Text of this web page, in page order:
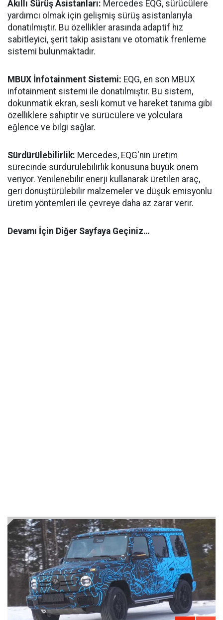
Akıllı Sürüş Asistanları: Mercedes EQG, sürücülere
yardımcı olmak için gelişmiş sürüş asistanlarıyla
donatılmıştır. Bu özellikler arasında adaptif hız
sabitleyici, şerit takip asistanı ve otomatik frenleme
sistemi bulunmaktadır.
MBUX İnfotainment Sistemi: EQG, en son MBUX
infotainment sistemi ile donatılmıştır. Bu sistem,
dokunmatik ekran, sesli komut ve hareket tanıma gibi
özelliklere sahiptir ve sürücülere ve yolculara
eğlence ve bilgi sağlar.
Sürdürülebilirlik: Mercedes, EQG'nin üretim
sürecinde sürdürülebilirlik konusuna büyük önem
veriyor. Yenilenebilir enerji kullanarak üretilen araç,
geri dönüştürülebilir malzemeler ve düşük emisyonlu
üretim yöntemleri ile çevreye daha az zarar verir.
Devamı İçin Diğer Sayfaya Geçiniz…